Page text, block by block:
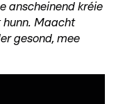
anscheinend kréie
hunn. Maacht
gesond, mee